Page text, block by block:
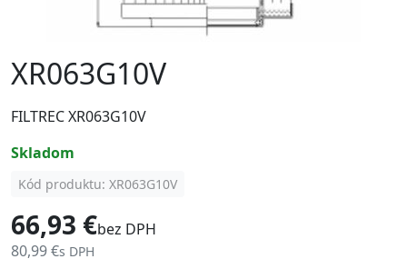
XR063G10V
FILTREC XR063G10V
skladom
Kód produktu: XR063G10V
66,93 €bez DPH
80,99 €s DPH